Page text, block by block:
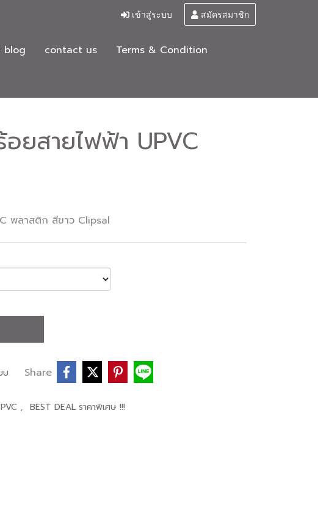
เข้าสู่ระบบ สมัครสมาชิก
blog contact us Terms & Condition
ยสายไฟฟ้า UPVC
พลาสติก สีขาว Clipsal
บ Share
, BEST DEAL ราคาพิเศษ !!!